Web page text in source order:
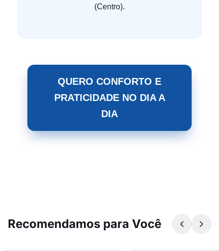
(Centro).
QUERO CONFORTO E
PRATICIDADE NO DIA A
DIA
Recomendamos para Você